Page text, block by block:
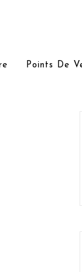
Points De